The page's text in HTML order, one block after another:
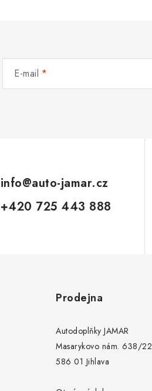
E-mail
info@auto-jamar.cz
+420 725 443 888
Prodejna
Autodoplňky JAMAR
Masarykovo nám. 638/22
586 01 Jihlava